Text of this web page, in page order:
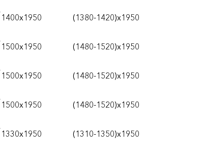
1400x1950 (1380-1420)х1950
1500x1950 (1480-1520)x1950
1500x1950 (1480-1520)x1950
1500x1950 (1480-1520)x1950
1330x1950 (1310-1350)х1950